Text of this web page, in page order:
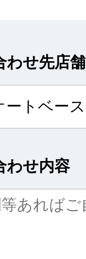
わせ先店舗
わせ内容